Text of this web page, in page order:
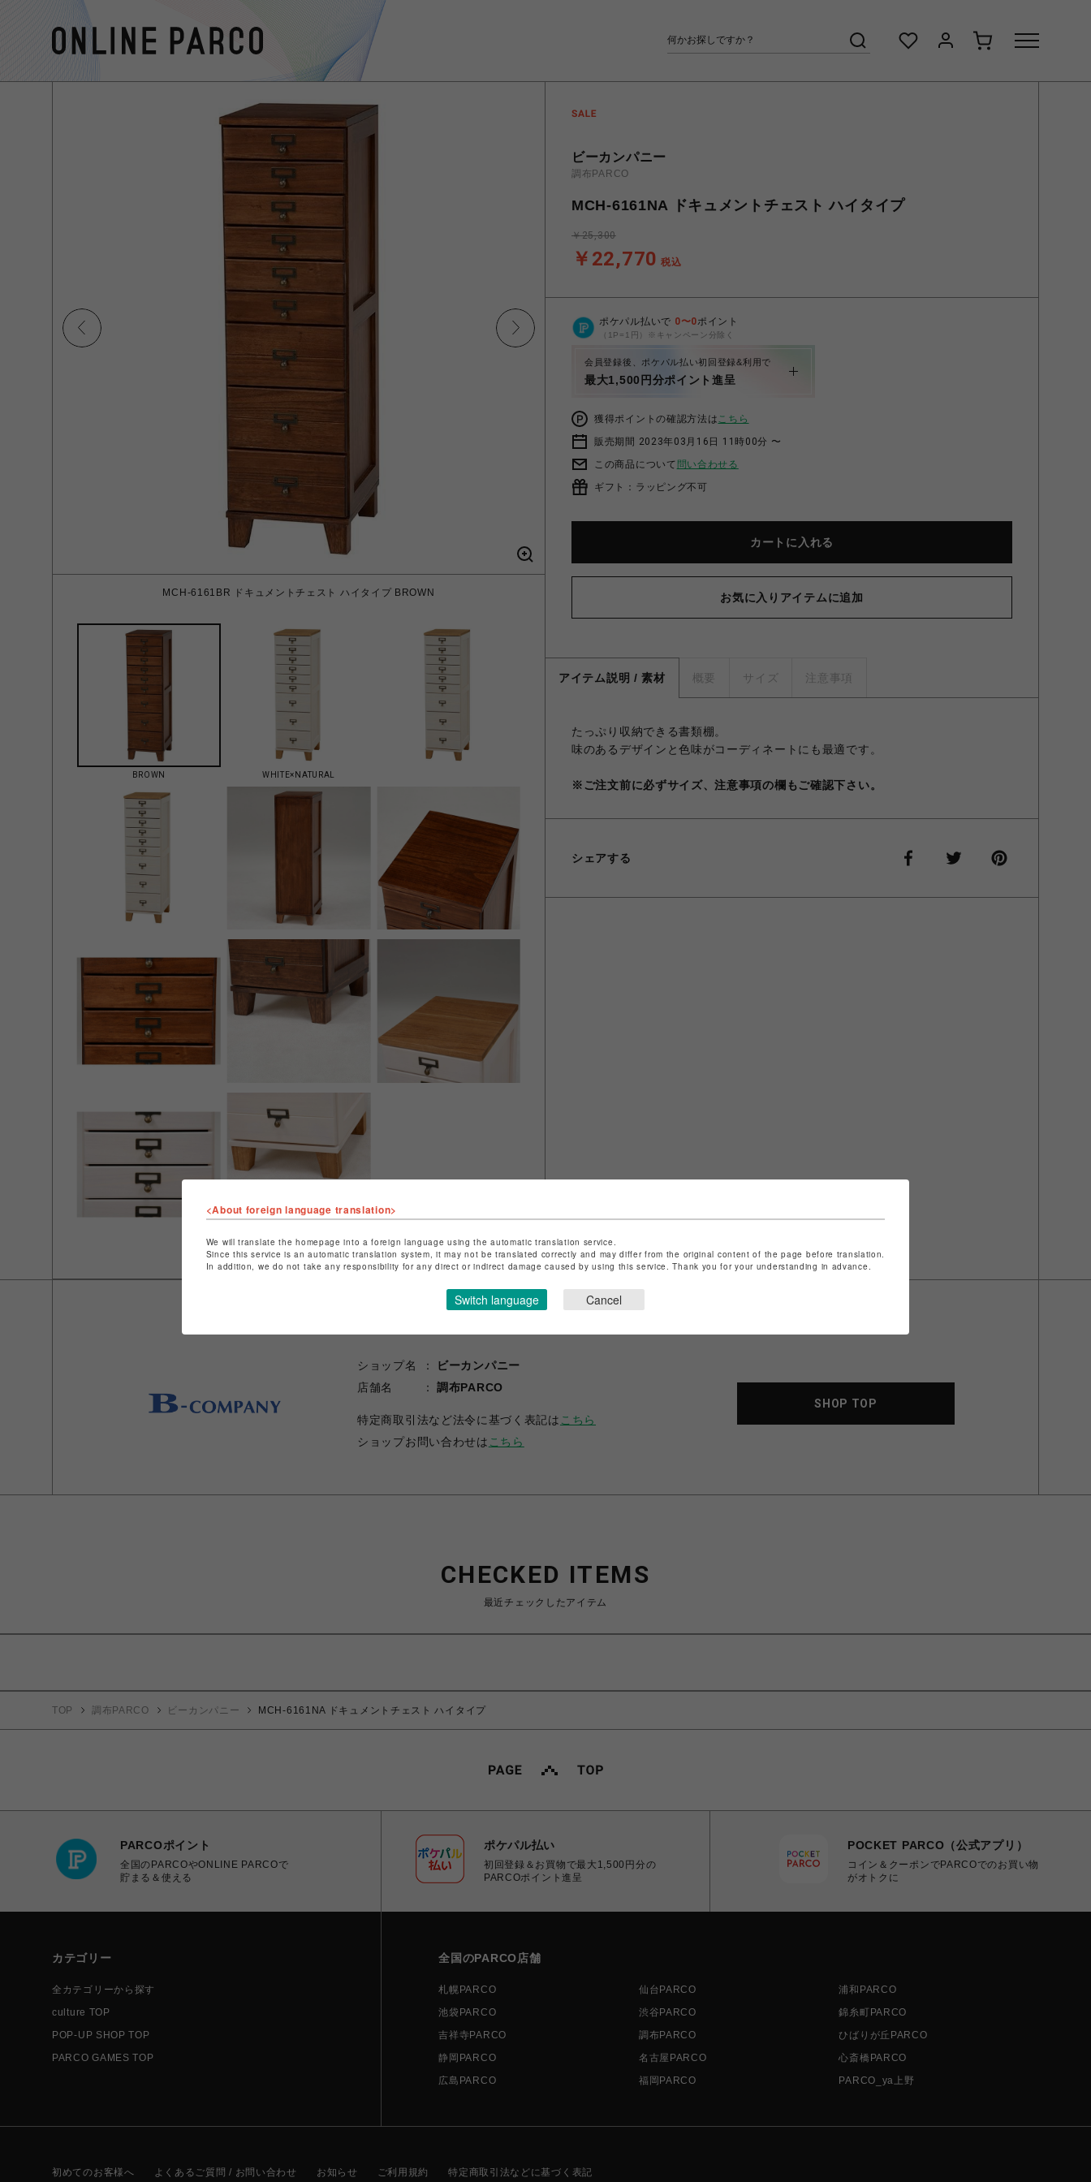
MCH-6161BR ドキュメントチェスト ハイタイプ BROWN MCH-6161NA ドキュメントチェスト ハイタイプ WHITE×NATURAL
BROWN WHITE×NATURAL
ビーカンパニー
調布PARCO
MCH-6161NA ドキュメントチェスト ハイタイプ
￥22,770 税込
￥25,300
ポケパル払いで 0〜0ポイント
（1P=1円）※キャンペーン分除く
会員登録後、ポケパル払い初回登録&利用で
最大1,500円分ポイント進呈
獲得ポイントの確認方法はこちら
販売期間 2023年03月16日 11時00分 〜
この商品について 問い合わせる
ギフト：ラッピング不可
カートに入れる
お気に入りアイテムに追加
アイテム説明 / 素材 概要 サイズ 注意事項
たっぷり収納できる書類棚。
味のあるデザインと色味がコーディネートにも最適です。
※ご注文前に必ずサイズ、注意事項の欄もご確認下さい。
シェアする
ショップ名
ビーカンパニー
店舗名
調布PARCO
特定商取引法など法令に基づく表記は こちら
ショップお問い合わせは こちら
SHOP TOP
CHECKED ITEMS
最近チェックしたアイテム
TOP 調布PARCO ビーカンパニー MCH-6161NA ドキュメントチェスト ハイタイプ
PARCOポイント
全国のPARCOやONLINE PARCOで
貯まる＆使える
ポケパル払い
初回登録＆お買物で最大1,500円分の
PARCOポイント進呈
POCKET PARCO（公式アプリ）
コイン＆クーポンでPARCOでのお買い物
がオトクに
カテゴリー
全カテゴリーから探す
culture TOP
POP-UP SHOP TOP
PARCO GAMES TOP
全国のPARCO店舗
札幌PARCO 仙台PARCO
浦和PARCO
池袋PARCO
渋谷PARCO
錦糸町PARCO
吉祥寺PARCO
調布PARCO
ひばりが丘PARCO
静岡PARCO
名古屋PARCO
心斎橋PARCO
広島PARCO
福岡PARCO PARCO_ya上野
初めてのお客様へ よくあるご質問 / お問い合わせ お知らせ ご利用規約 特定商取引法などに基づく表記
<About foreign language translation>
We will translate the homepage into a foreign language using the automatic translation service.
Since this service is an automatic translation system, it may not be translated correctly and may differ from the original content of the page before translation.
In addition, we do not take any responsibility for any direct or indirect damage caused by using this service. Thank you for your understanding in advance.
Switch language Cancel